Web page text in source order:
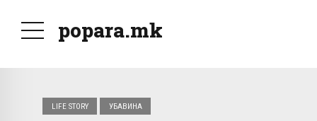
popara.mk
LIFE STORY УБАВИНА